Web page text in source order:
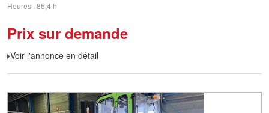
Heures 85,4 h
Prix sur demande
Voir l'annonce en détail